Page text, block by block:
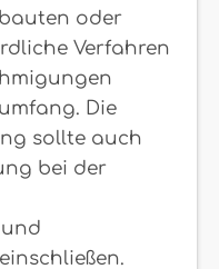
oder
Verfahren
Die
sollte auch
bei der